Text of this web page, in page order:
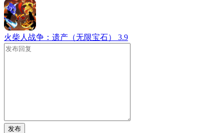
火柴人战争：遗产（无限宝石） 3.9
发布